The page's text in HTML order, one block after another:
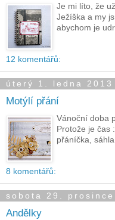
Je mi líto, že
Ježíška a my
abychom je
12 komentářů:
úterý 1. ledna 2013
Motýlí přání
Vánoční doba
Protože je čas
přáníčka,
8 komentářů:
sobota 29. prosince
Andělky